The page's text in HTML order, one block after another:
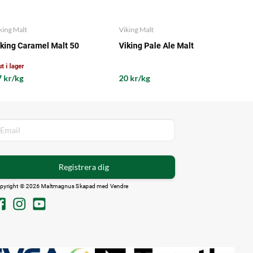
Malt
Caramel Malt 50
i lager
kr/kg
Viking Malt
Viking Pale Ale Malt
20 kr/kg
Registrera dig
© 2026 Maltmagnus Skapad med Vendre